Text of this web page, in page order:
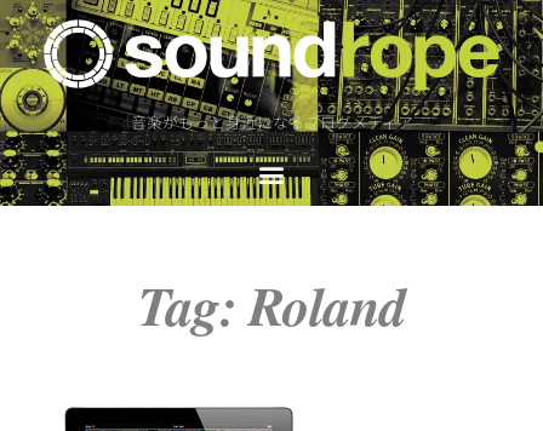
音楽がもっと身近になるブログメディア
Tag: Roland